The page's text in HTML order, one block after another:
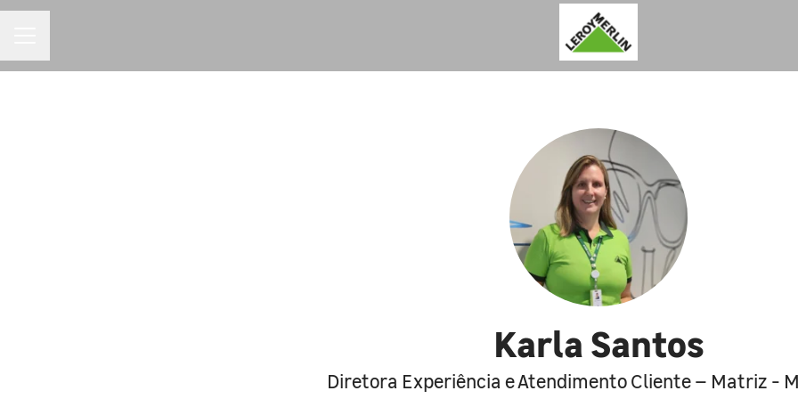
Karla Santos
Diretora Experiência e Atendimento Cliente – Matriz -